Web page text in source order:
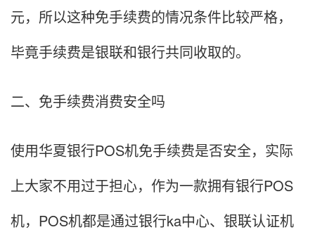
元，所以这种免手续费的情况条件比较严格，
毕竟手续费是银联和银行共同收取的。
二、免手续费消费安全吗
使用华夏银行POS机免手续费是否安全，实际
上大家不用过于担心，作为一款拥有银行POS
机，POS机都是通过银行ka中心、银联认证机